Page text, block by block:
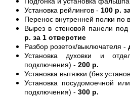
Установка рейлингов - 100 р.
Перенос внутренней полки по
Вырез в стеновой панели под
р. за 1 отверстие
Разбор розеток/выключателя -
Установка духовки и
подключения) - 200 р.
Установка вытяжки (без
Установка посудомоечной
подключения) - 300 р.